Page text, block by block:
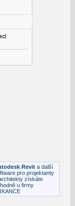
2D
Pad
Revit a další
pro projektanty
získáte
u firmy